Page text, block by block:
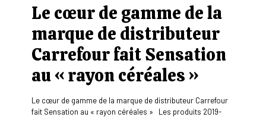
Le cœur de gamme de la
marque de distributeur
Carrefour fait Sensation
au « rayon céréales »
Le cœur de gamme de la marque de distributeur Carrefour
fait Sensation au « rayon céréales » Les produits 2019-